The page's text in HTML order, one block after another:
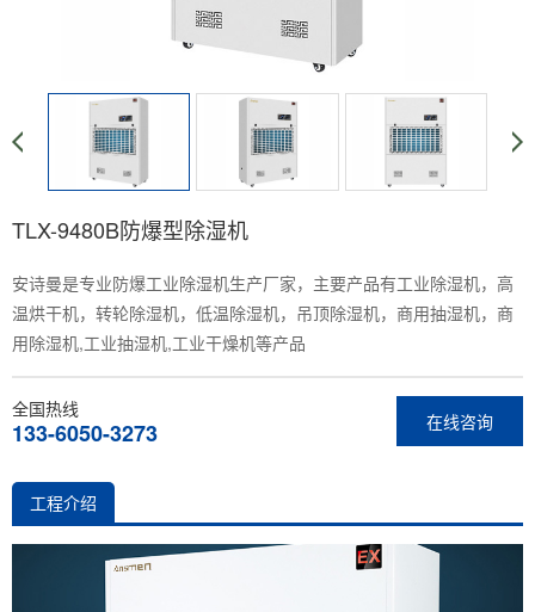
TLX-9480B防爆型除湿机
安诗曼是专业防爆工业除湿机生产厂家，主要产品有工业除湿机，高
温烘干机，转轮除湿机，低温除湿机，吊顶除湿机，商用抽湿机，商
用除湿机,工业抽湿机,工业干燥机等产品
在线咨询
全国热线
133-6050-3273
工程介绍